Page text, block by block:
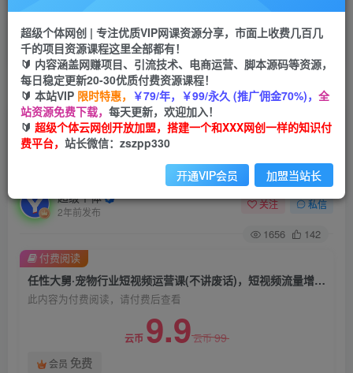
挂机
项目
脚本卡密
APP下载
GO
首页 创业课程 会员免费 正文
任性大舅·宠物行业短视频运营课(不讲废话)，短视
频流量增长的一层窗户纸，解决流量焦虑&实现降
超级个体
2年前发布
关注 私信
1656 142
任性大舅·宠物行业短视频运营课(不讲废话)，短视频流量增长的一层窗户纸，解决流量焦虑&实现降本增效
此内容为付费阅读，请付费后查看
云币 9.9云币99
会员 免费
付费阅读
超级个体网创 | 专注优质VIP网课资源分享，市面上收费几百几
千的项目资源课程这里全部都有！
🔰 内容涵盖网赚项目、引流技术、电商运营、脚本源码等资源，
每日稳定更新20-30优质付费资源课程！
🔰 本站VIP 限时特惠， ￥79/年，￥99/永久 (推广佣金70%)， 全
站资源免费下载， 每天更新，欢迎加入！
🔰 超级个体云网创开放加盟，搭建一个和XXX网创一样的知识付
费平台， 站长微信：zszpp330
开通VIP会员 加盟当站长